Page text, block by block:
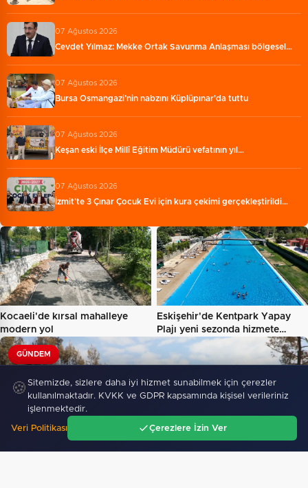
07 Ağustos 2026
Cevdet Yılmaz: Mekke Ortak Savunma Anlaşması bölgesel…
07 Ağustos 2026
Bursa Osmangazi’nin nabzını Küplüpınar'da tuttu
07 Ağustos 2026
Keşan eski İlçe Millî Eğitim Müdürü vefatının yıl…
07 Ağustos 2026
İzmit'te 3 Çınar Çocuk Evi için kura çekimi gerçekleştirildi…
Kocaeli'de kırsal mahalleye
modern yol
Eskişehir'de Kentpark Yapay
Plajı yeni sezonda hizmete…
GÜNDEM
🍪 Sitemizde, sizlere daha iyi hizmet sunabilmek için çerezler
kullanılmaktadır. KVKK ve GDPR kapsamında kişisel verileriniz
işlenmektedir.
Veri Politikası Çerezlere İzin Ver
Gündem Ara Menü